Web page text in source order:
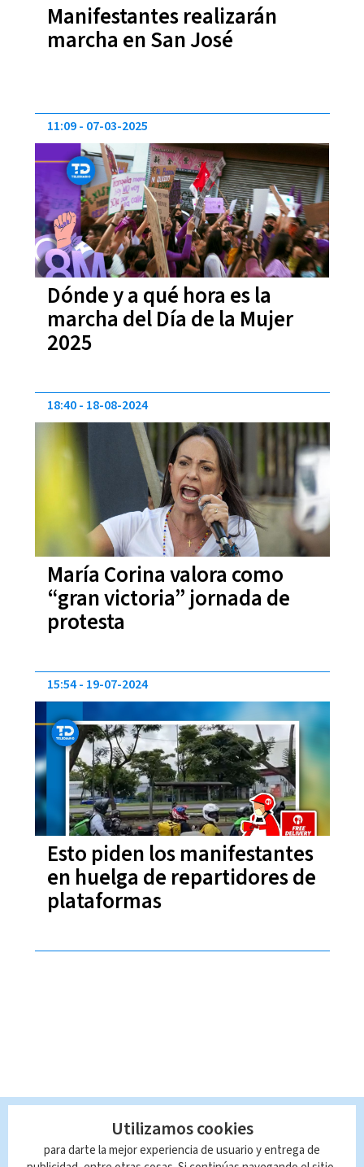
Manifestantes realizarán
marcha en San José
Dónde y a qué hora es la
marcha del Día de la Mujer
2025
11:09 07-03-2025
María Corina valora como
“gran victoria” jornada de
protesta
18:40 18-08-2024
Esto piden los manifestantes
en huelga de repartidores de
plataformas
15:54 19-07-2024
Utilizamos cookies
para darte la mejor experiencia de usuario y entrega de